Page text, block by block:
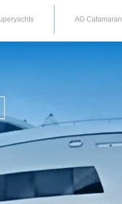
AG Catamaran